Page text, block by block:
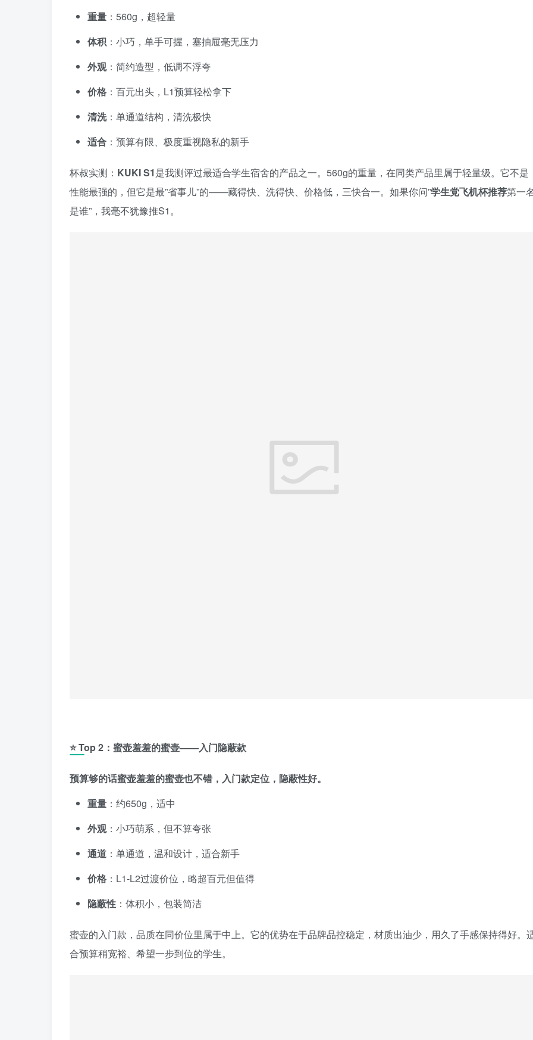
重量 ：560g，超轻量
体积 ：小巧，单手可握，塞抽屉毫无压力
外观：简约造型，低调不浮夸
价格 ：百元出头，L1预算轻松拿下
清洗：单通道结构，清洗极快
适合 ：预算有限、极度重视隐私的新手
杯叔实测： KUKI S1是我测评过最适合学生宿舍的产品之一。560g的重量，在同类产品里属于轻量级。它不是
性能最强的，但它是最”省事儿”的——藏得快、洗得快、价格低，三快合一。如果你问”学生党飞机杯推荐第一
是谁”，我毫不犹豫推S1。
⭐ Top 2：蜜壶羞羞的蜜壶——入门隐蔽款
预算够的话蜜壶羞羞的蜜壶也不错，入门款定位，隐蔽性好。
重量 ：约650g，适中
外观：小巧萌系，但不算夸张
通道 ：单通道，温和设计，适合新手
价格 ：L1-L2过渡价位，略超百元但值得
隐蔽性 ：体积小，包装简洁
蜜壶的入门款，品质在同价位里属于中上。它的优势在于品牌品控稳定，材质出油少，用久了手感保持得好。
合预算稍宽裕、希望一步到位的学生。